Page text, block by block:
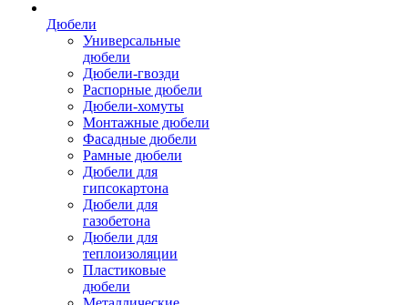
Дюбели
Универсальные
дюбели
Дюбели-гвозди
Распорные дюбели
Дюбели-хомуты
Монтажные дюбели
Фасадные дюбели
Рамные дюбели
Дюбели для
гипсокартона
Дюбели для
газобетона
Дюбели для
теплоизоляции
Пластиковые
дюбели